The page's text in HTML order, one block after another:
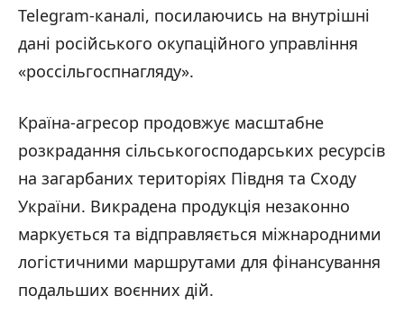
Telegram-каналі, посилаючись на внутрішні
дані російського окупаційного управління
«россільгоспнагляду».
Країна-агресор продовжує масштабне
розкрадання сільськогосподарських ресурсів
на загарбаних територіях Півдня та Сходу
України. Викрадена продукція незаконно
маркується та відправляється міжнародними
логістичними маршрутами для фінансування
подальших воєнних дій.